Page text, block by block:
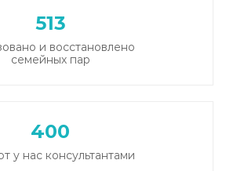
из запоя
(сутки)
Записаться
513
и восстановлено
семейных пар
400
у нас консультантами